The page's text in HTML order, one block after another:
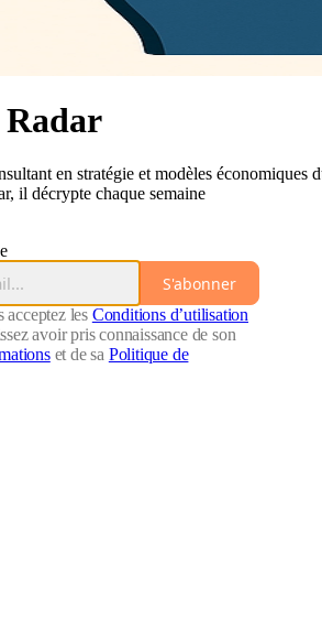
en stratégie et modèles
il décrypte chaque semaine
S'abonner
acceptez les Conditions d’utilisation
avoir pris connaissance de son
et de sa Politique de